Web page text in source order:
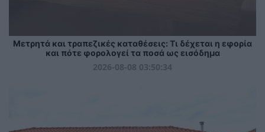
Μετρητά και τραπεζικές καταθέσεις: Τι δέχεται η εφορία
και πότε φορολογεί τα ποσά ως εισόδημα
2026-08-08 03:50:34